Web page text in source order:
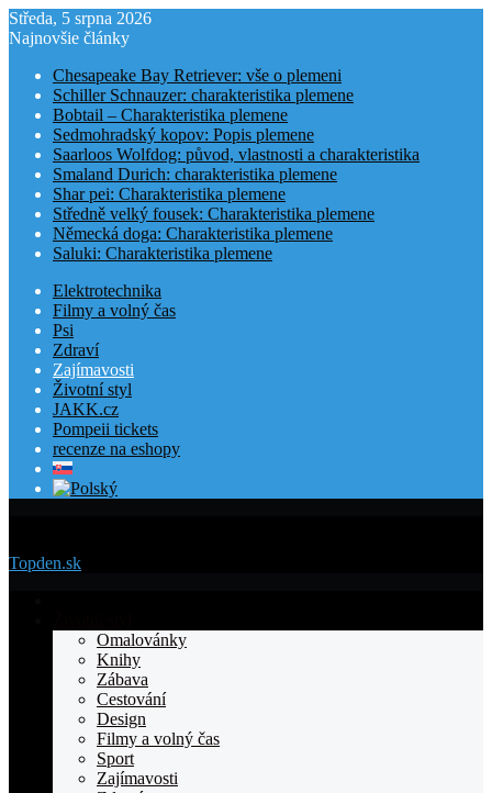
Středa, 5 srpna 2026
Najnovšie články
Chesapeake Bay Retriever: vše o plemeni
Schiller Schnauzer: charakteristika plemene
Bobtail – Charakteristika plemene
Sedmohradský kopov: Popis plemene
Saarloos Wolfdog: původ, vlastnosti a charakteristika
Smaland Durich: charakteristika plemene
Shar pei: Charakteristika plemene
Středně velký fousek: Charakteristika plemene
Německá doga: Charakteristika plemene
Saluki: Charakteristika plemene
Elektrotechnika
Filmy a volný čas
Psi
Zdraví
Zajímavosti
Životní styl
JAKK.cz
Pompeii tickets
recenze na eshopy
Topden.sk
Omalovánky
Knihy
Zábava
Cestování
Design
Filmy a volný čas
Sport
Zajímavosti